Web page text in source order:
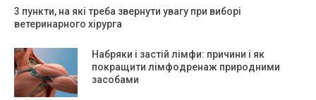
3 пункти, на які треба звернути увагу при виборі
ветеринарного хірурга
Набряки і застій лімфи: причини і як
покращити лімфодренаж природними
засобами